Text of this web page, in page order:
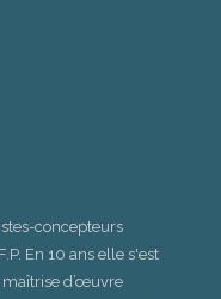
concepteurs
En 10 ans elle s'est
d’œuvre